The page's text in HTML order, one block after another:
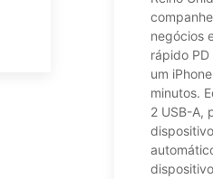
negócios
rápido
um
minutos.
2 USB-A,